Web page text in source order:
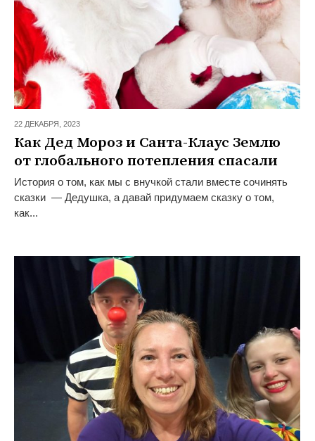
22 ДЕКАБРЯ, 2023
Как Дед Мороз и Санта-Клаус Землю
от глобального потепления спасали
История о том, как мы с внучкой стали вместе сочинять
сказки — Дедушка, а давай придумаем сказку о том,
как...